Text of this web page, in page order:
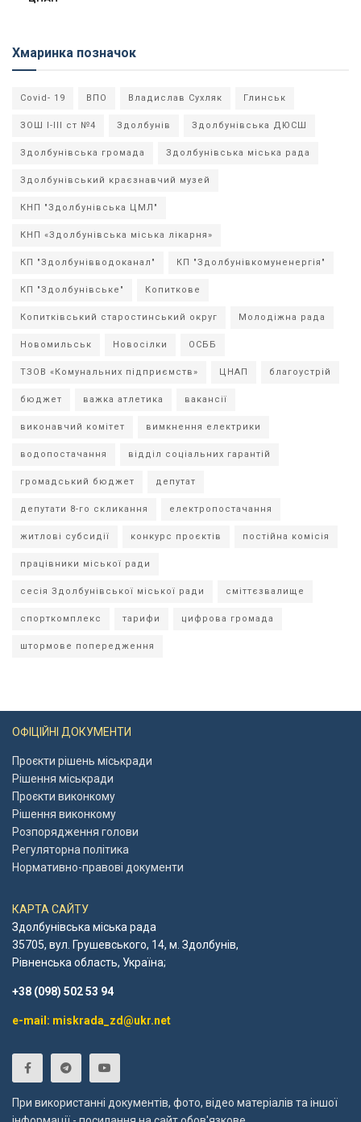
Хмаринка позначок
Covid- 19 ВПО Владислав Сухляк Глинськ
ЗОШ І-ІІІ ст №4 Здолбунів Здолбунівська ДЮСШ
Здолбунівська громада Здолбунівська міська рада
Здолбунівський краєзнавчий музей
КНП "Здолбунівська ЦМЛ"
КНП «Здолбунівська міська лікарня»
КП "Здолбунівводоканал" КП "Здолбунівкомуненергія"
КП "Здолбунівське" Копиткове
Копитківський старостинський округ Молодіжна рада
Новомильськ Новосілки ОСББ
ТЗОВ «Комунальних підприємств» ЦНАП благоустрій
бюджет важка атлетика вакансії
виконавчий комітет вимкнення електрики
водопостачання відділ соціальних гарантій
громадський бюджет депутат
депутати 8-го скликання електропостачання
житлові субсидії конкурс проєктів постійна комісія
працівники міської ради
сесія Здолбунівської міської ради сміттєзвалище
спорткомплекс тарифи цифрова громада
штормове попередження
ОФІЦІЙНІ ДОКУМЕНТИ
Проєкти рішень міськради
Рішення міськради
Проєкти виконкому
Рішення виконкому
Розпорядження голови
Регуляторна політика
Нормативно-правові документи
КАРТА САЙТУ
Здолбунівська міська рада
35705, вул. Грушевського, 14, м. Здолбунів,
Рівненська область, Україна;
+38 (098) 502 53 94
e-mail: miskrada_zd@ukr.net
При використанні документів, фото, відео матеріалів та іншої